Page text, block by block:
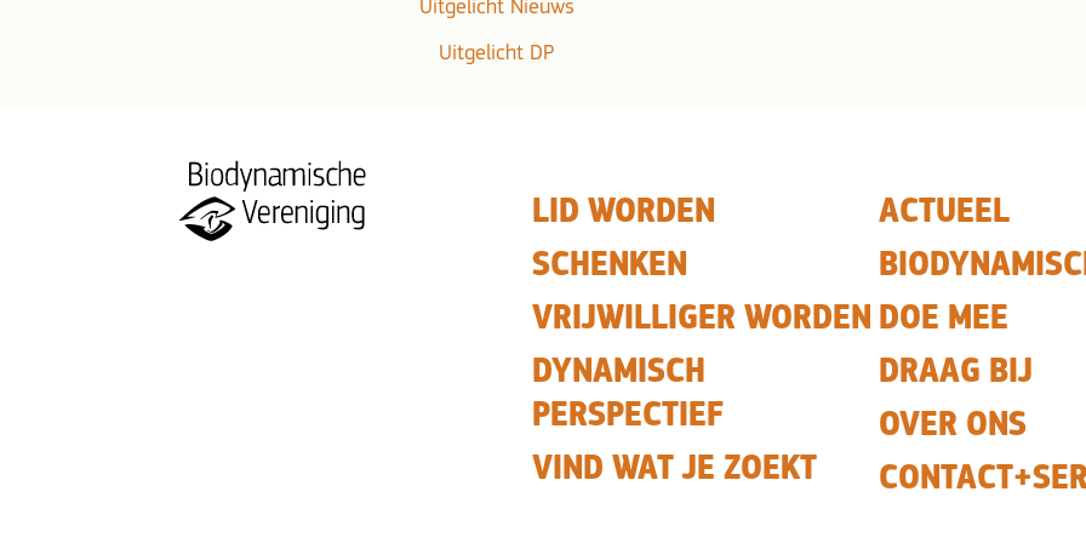
Uitgelicht Nieuws
Uitgelicht DP
LID WORDEN
SCHENKEN
VRIJWILLIGER WORDEN
DYNAMISCH
PERSPECTIEF
VIND WAT JE ZOEKT
ACTUEEL
DOE MEE
DRAAG BIJ
OVER ONS